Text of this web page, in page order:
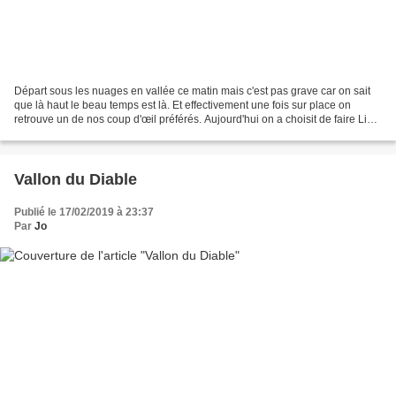
Départ sous les nuages en vallée ce matin mais c'est pas grave car on sait
que là haut le beau temps est là. Et effectivement une fois sur place on
retrouve un de nos coup d'œil préférés. Aujourd'hui on a choisit de faire Lina
Vallon du Diable
Publié le 17/02/2019 à 23:37
Par Jo